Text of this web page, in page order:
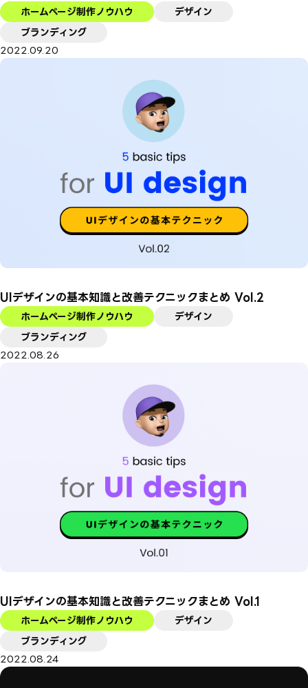
ホームページ制作ノウハウ
デザイン
ブランディング
2022.09.20
UIデザインの基本知識と改善テクニックまとめ Vol.2
ホームページ制作ノウハウ
デザイン
ブランディング
2022.08.26
UIデザインの基本知識と改善テクニックまとめ Vol.1
ホームページ制作ノウハウ
デザイン
ブランディング
2022.08.24